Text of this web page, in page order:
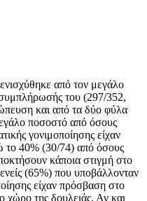
από τον μεγάλο
συμπλήρωσής του (297/352,
και από τα δύο φύλα
ποσοστό από όσους
γονιμοποίησης είχαν
το 40% (30/74) από όσους
κάποια στιγμή στο
(65%) που υποβάλλονταν
είχαν πρόσβαση στο
χώρο της δουλειάς. Αν και